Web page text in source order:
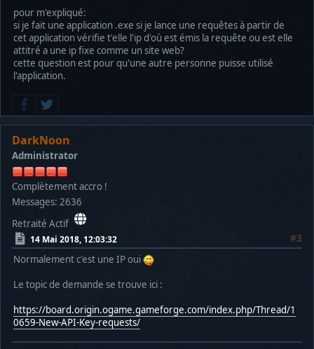
pour m'expliqué:
si je fait une application .exe si je lance une requêtes à partir de
cet application vérifie t'elle l'ip d'où est émis la requête ou est elle
attitré a une ip fixe comme un site web?
cette question est pour qu'une autre personne puisse utilisé
l'application.
DarkNoon
Administrator
Complètement accro !
Messages: 2636
Retraité Actif
14 Mai 2018, 12:03:32
#3
Normalement c'est une IP oui
Le topic de demande se trouve ici :
https://board.origin.ogame.gameforge.com/index.php/Thread/1
0659-New-API-Key-requests/